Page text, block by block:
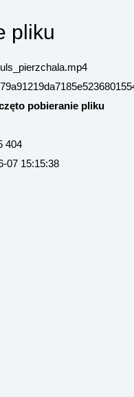
pliku
pobieranie pliku
404
07 15:15:38